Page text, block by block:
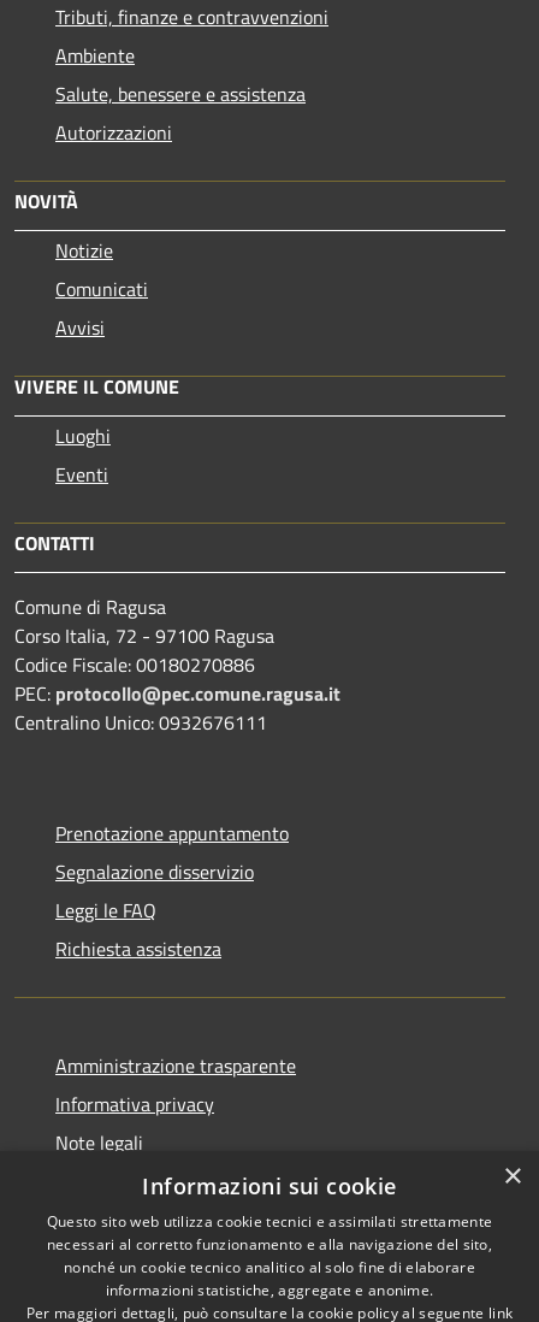
Tributi, finanze e contravvenzioni
Ambiente
Salute, benessere e assistenza
Autorizzazioni
NOVITÀ
Notizie
Comunicati
Avvisi
VIVERE IL COMUNE
Luoghi
Eventi
CONTATTI
Comune di Ragusa
Corso Italia, 72 - 97100 Ragusa
Codice Fiscale: 00180270886
PEC: protocollo@pec.comune.ragusa.it
Centralino Unico: 0932676111
Prenotazione appuntamento
Segnalazione disservizio
Leggi le FAQ
Richiesta assistenza
Amministrazione trasparente
Informativa privacy
Note legali
Dichiarazione di accessibilità
RSS
Copyright © 2026 • Town of
×
Informazioni sui cookie
Questo sito web utilizza cookie tecnici e assimilati strettamente
necessari al corretto funzionamento e alla navigazione del sito,
nonché un cookie tecnico analitico al solo fine di elaborare
informazioni statistiche, aggregate e anonime.
Per maggiori dettagli, può consultare la cookie policy al seguente link